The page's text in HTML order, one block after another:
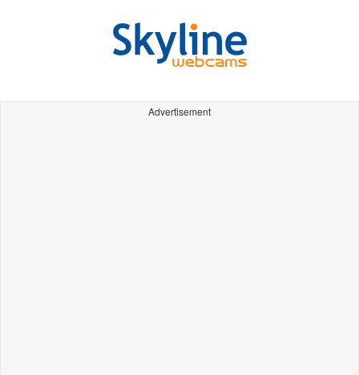
Advertisement